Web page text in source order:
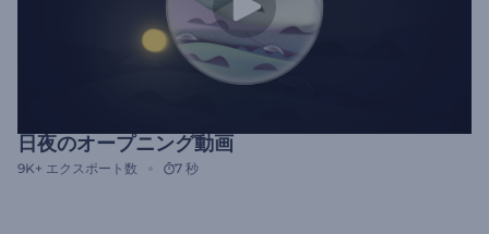
日夜のオープニング動画
9K+ エクスポート数 7 秒